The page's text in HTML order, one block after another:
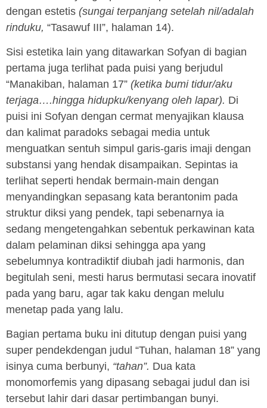
dengan estetis (sungai terpanjang setelah nil/adalah
rinduku, “Tasawuf III”, halaman 14).
Sisi estetika lain yang ditawarkan Sofyan di bagian
pertama juga terlihat pada puisi yang berjudul
“Manakiban, halaman 17” (ketika bumi tidur/aku
terjaga….hingga hidupku/kenyang oleh lapar). Di
puisi ini Sofyan dengan cermat menyajikan klausa
dan kalimat paradoks sebagai media untuk
menguatkan sentuh simpul garis-garis imaji dengan
substansi yang hendak disampaikan. Sepintas ia
terlihat seperti hendak bermain-main dengan
menyandingkan sepasang kata berantonim pada
struktur diksi yang pendek, tapi sebenarnya ia
sedang mengetengahkan sebentuk perkawinan kata
dalam pelaminan diksi sehingga apa yang
sebelumnya kontradiktif diubah jadi harmonis, dan
begitulah seni, mesti harus bermutasi secara inovatif
pada yang baru, agar tak kaku dengan melulu
menetap pada yang lalu.
Bagian pertama buku ini ditutup dengan puisi yang
super pendekdengan judul “Tuhan, halaman 18” yang
isinya cuma berbunyi, “tahan”. Dua kata
monomorfemis yang dipasang sebagai judul dan isi
tersebut lahir dari dasar pertimbangan bunyi.